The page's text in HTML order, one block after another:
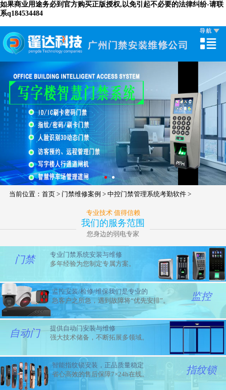
如果商业用途务必到官方购买正版授权,以免引起不必要的法律纠纷-请联
系q184534484
当前位置： 首页> 门禁维修案例 > 中控门禁管理系统考勤软件>
专业技术 值得信赖
我们的服务范围
您身边的弱电专家
门禁
专业门禁系统安装与维修
多年经验为您制定专属方案。
监控安装/检修/维保我们是专业的
急客户之所急，遇到故障将“优先安排”。
监控
自动门
提供自动门安装与维修
强大技术储备，不断拓展多领域。
智能指纹锁安装，正品质量稳定
省心高效的售后保障7×24h在线。
指纹锁